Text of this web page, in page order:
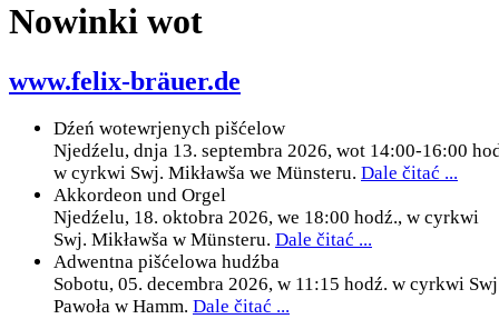
Nowinki wot
www.felix-bräuer.de
Dźeń wotewrjenych pišćelow
Njedźelu, dnja 13. septembra 2026, wot 14:00-16:00
w cyrkwi Swj. Mikławša we Münsteru. Dale čitać ...
Akkordeon und Orgel
Njedźelu, 18. oktobra 2026, we 18:00 hodź., w cyrkwi
Swj. Mikławša w Münsteru. Dale čitać ...
Adwentna pišćelowa hudźba
Sobotu, 05. decembra 2026, w 11:15 hodź. w cyrkwi
Pawoła w Hamm. Dale čitać ...